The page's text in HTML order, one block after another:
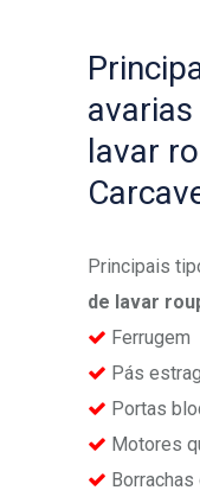
lavar
Principais
de lavar
Ferrugem
Pás
Portas
Motores